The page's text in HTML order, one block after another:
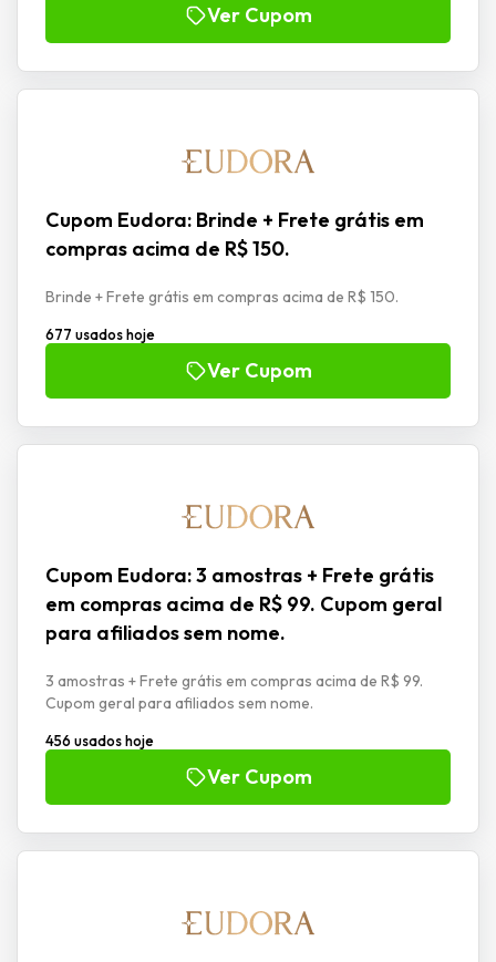
Ver Cupom
Cupom Eudora: Brinde + Frete grátis em
compras acima de R$ 150.
Brinde + Frete grátis em compras acima de R$ 150.
677 usados hoje
Ver Cupom
Cupom Eudora: 3 amostras + Frete grátis
em compras acima de R$ 99. Cupom geral
para afiliados sem nome.
3 amostras + Frete grátis em compras acima de R$ 99.
Cupom geral para afiliados sem nome.
456 usados hoje
Ver Cupom